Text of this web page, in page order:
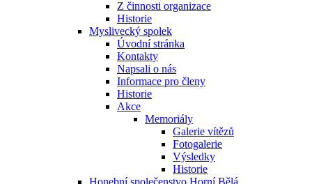
Z činnosti organizace
Historie
Myslivecký spolek
Úvodní stránka
Kontakty
Napsali o nás
Informace pro členy
Historie
Akce
Memoriály
Galerie vítězů
Fotogalerie
Výsledky
Historie
Honební společenstvo Horní Bělá